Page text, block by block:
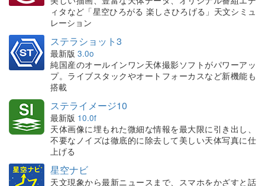
ィタなど「星空ひろがる 楽しさひろげる」天文シミュ
レーション
ステラショット3
最新版 3.0o
純国産のオールインワン天体撮影ソフトがパワーアッ
プ。ライブスタックやオートフォーカスなど新機能も
搭載
ステライメージ10
最新版 10.0f
天体画像に埋もれた微細な情報を最大限に引き出し、
不要なノイズは徹底的に除去して美しい天体写真に仕
上げる
星空ナビ
天文現象から最新ニュースまで、スマホをかざすと話